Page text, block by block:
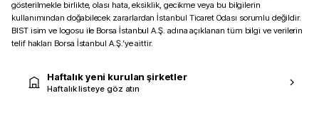
gösterilmekle birlikte, olası hata, eksiklik, gecikme veya bu bilgilerin
kullanımından doğabilecek zararlardan İstanbul Ticaret Odası sorumlu değildir.
BIST isim ve logosu ile Borsa İstanbul A.Ş. adına açıklanan tüm bilgi ve verilerin
telif hakları Borsa İstanbul A.Ş.’ye aittir.
Haftalık yeni kurulan şirketler
Haftalık listeye göz atın